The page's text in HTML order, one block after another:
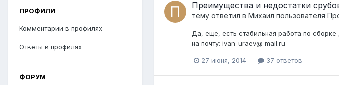
ПРОФИЛИ
Комментарии в профилях
Ответы в профилях
ФОРУМ
Преимущества и недостатки
тему ответил в Михаил пользователя
Да, еще, есть стабильная работа по
на почту: ivan_uraev@ mail.ru
27 июня, 2014 37 ответов